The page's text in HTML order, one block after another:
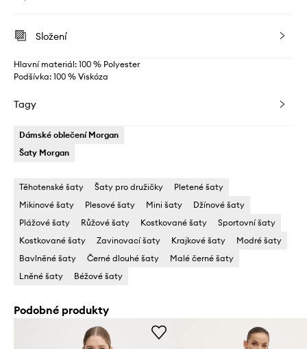
Složení
Hlavní materiál: 100 % Polyester
Podšívka: 100 % Viskóza
Tagy
Dámské oblečení Morgan
Šaty Morgan
Těhotenské šaty Šaty pro družičky
Pletené šaty
Mikinové šaty
Plesové šaty Mini šaty
Džínové šaty
Plážové šaty
Růžové šaty Kostkované šaty
Sportovní šaty
Kostkované šaty
Zavinovací šaty Krajkové šaty
Modré šaty
Bavlněné šaty
Černé dlouhé šaty
Malé černé šaty
Lněné šaty
Béžové šaty
Podobné produkty